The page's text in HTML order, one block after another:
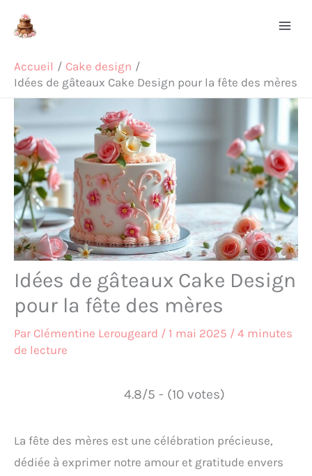
Accueil
Cake design
Idées de gâteaux Cake Design pour la fête des mères
Idées de gâteaux Cake Design
pour la fête des mères
Par Clémentine Lerougeard / 1 mai 2025 / 4 minutes
de lecture
4.8/5 - (10 votes)
La fête des mères est une célébration précieuse,
dédiée à exprimer notre amour et gratitude envers
Rechercher